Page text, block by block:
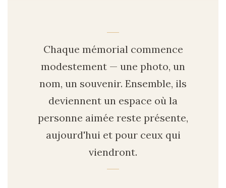
Introduction
Chaque mémorial commence
modestement — une photo, un
nom, un souvenir. Ensemble, ils
deviennent un espace où la
personne aimée reste présente,
aujourd'hui et pour ceux qui
viendront.